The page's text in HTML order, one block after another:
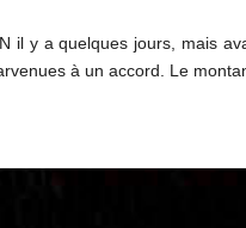
il y a quelques jours, mais
à un accord. Le